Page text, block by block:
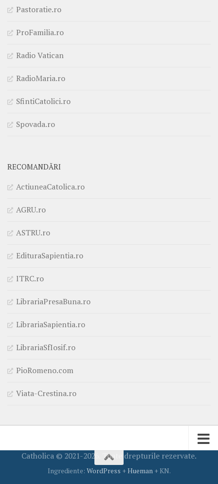
Pastoratie.ro
ProFamilia.ro
Radio Vatican
RadioMaria.ro
SfintiCatolici.ro
Spovada.ro
RECOMANDĂRI
ActiuneaCatolica.ro
AGRU.ro
ASTRU.ro
EdituraSapientia.ro
ITRC.ro
LibrariaPresaBuna.ro
LibrariaSapientia.ro
LibrariaSfIosif.ro
PioRomeno.com
Viata-Crestina.ro
Catholica © 2021-2026. Toate drepturile rezervate.
Ingrediente: WordPress +Hueman+ KN.